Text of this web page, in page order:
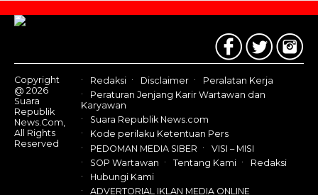
Us
Copyright
@ 2026
Suara
Republik
News.Com,
All Rights
Reserved
Redaksi Disclaimer
Peralatan Kerja
Peraturan Jenjang Karir Wartawan dan
Karyawan
Suara Republik News.com
Kode perilaku Ketentuan Pers
PEDOMAN MEDIA SIBER
VISI – MISI
SOP Wartawan
Tentang Kami
Redaksi
Hubungi Kami
ADVERTORIAL IKLAN MEDIA ONLINE